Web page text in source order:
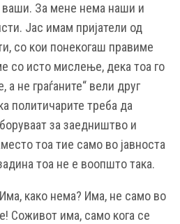
ваши. За мене нема наши и
Јас имам пријатели од
со кои понекогаш правиме
со исто мислење, дека тоа го
а не граѓаните“ вели друг
политичарите треба да
за заедништво и
тоа тие само во јавноста
тоа не е воопшто така.
како нема? Има, не само во
Соживот има, само кога се